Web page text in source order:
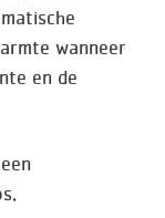
wanneer
en de